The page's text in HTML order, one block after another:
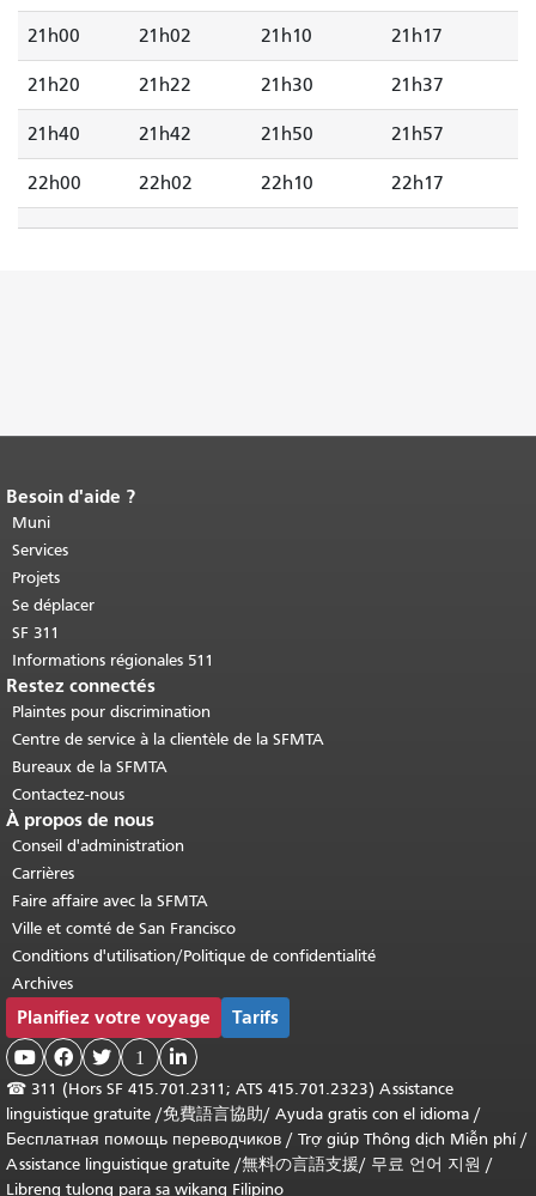
21h00 21h02 21h10 21h17
21h20 21h22 21h30 21h37
21h40 21h42 21h50 21h57
22h00 22h02 22h10 22h17
Fin du contenu de la page.
cette page se répète sur chaque page.
Retour au haut du contenu principal
Besoin d'aide ?
Muni
Services
Projets
Se déplacer
SF 311
Informations régionales 511
Restez connectés
Plaintes pour discrimination
Centre de service à la clientèle de la SFMTA
Bureaux de la SFMTA
Contactez-nous
À propos de nous
Conseil d'administration
Carrières
Faire affaire avec la SFMTA
Ville et comté de San Francisco
Conditions d'utilisation/Politique de confidentialité
Archives
Planifiez votre voyage Tarifs
   1 
☎ 311 (Hors SF 415.701.2311; ATS 415.701.2323) Assistance
linguistique gratuite /免費語言協助/ Ayuda gratis con el idioma /
Бесплатная помощь переводчиков / Trợ giúp Thông dịch Miễn phí/
Assistance linguistique gratuite /無料の言語支援/ 무료 언어 지원 /
Libreng tulong para sa wikang Filipino